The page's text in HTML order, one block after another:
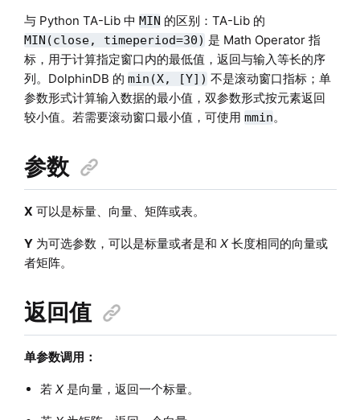
与 Python TA-Lib 中 MIN 的区别：TA-Lib 的
MIN(close, timeperiod=30) 是 Math Operator 指
标，用于计算指定窗口内的最低值，返回与输入等长的序
列。DolphinDB 的 min(X, [Y]) 不是滚动窗口指标；单
参数形式计算输入数据的最小值，双参数形式按元素返回
较小值。若需要滚动窗口最小值，可使用 mmin。
参数
X 可以是标量、向量、矩阵或表。
Y为可选参数，可以是标量或者是和 X长度相同的向量或
者矩阵。
返回值
单参数调用：
若 X是向量，返回一个标量。